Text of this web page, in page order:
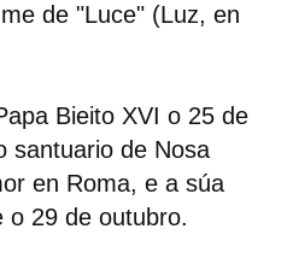
de "Luce" (Luz, en
Bieito XVI o 25 de
santuario de Nosa
en Roma, e a súa
o 29 de outubro.